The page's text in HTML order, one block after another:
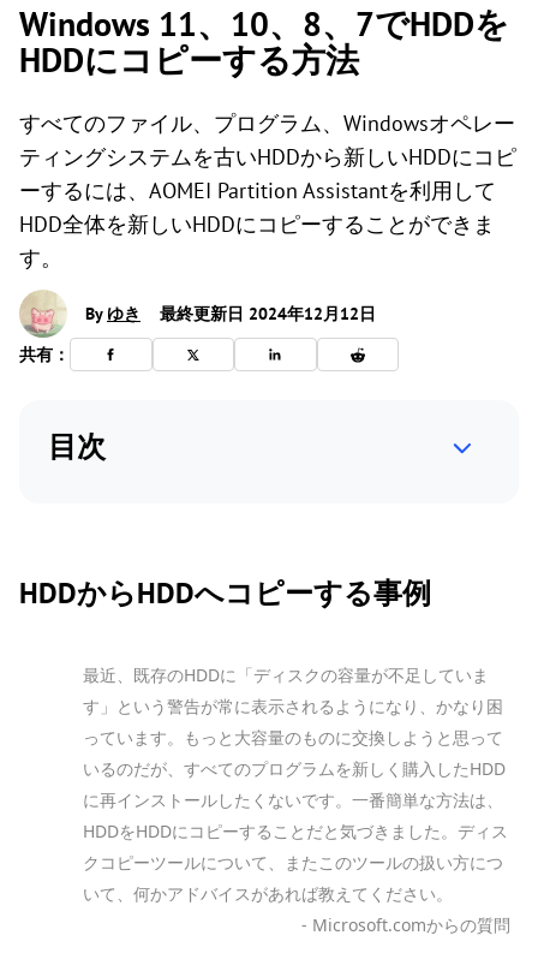
Windows 11、10、8、7でHDDを
HDDにコピーする方法
すべてのファイル、プログラム、Windowsオペレー
ティングシステムを古いHDDから新しいHDDにコピ
ーするには、AOMEI Partition Assistantを利用して
HDD全体を新しいHDDにコピーすることができま
す。
By ゆき
最終更新日 2024年12月12日
共有：
目次
HDDからHDDへコピーする事例
最近、既存のHDDに「ディスクの容量が不足していま
す」という警告が常に表示されるようになり、かなり困
っています。もっと大容量のものに交換しようと思って
いるのだが、すべてのプログラムを新しく購入したHDD
に再インストールしたくないです。一番簡単な方法は、
HDDをHDDにコピーすることだと気づきました。ディス
クコピーツールについて、またこのツールの扱い方につ
いて、何かアドバイスがあれば教えてください。
- Microsoft.comからの質問